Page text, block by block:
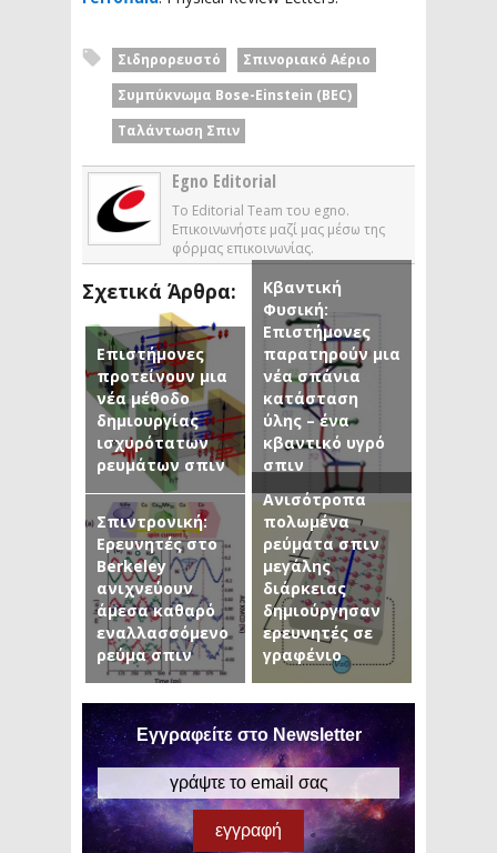
Σιδηρορευστό
Σπινοριακό Αέριο
Συμπύκνωμα Bose-Einstein (BEC)
Ταλάντωση Σπιν
Egno Editorial
Το Editorial Team του egno.
Επικοινωνήστε μαζί μας μέσω της
φόρμας επικοινωνίας.
Σχετικά Άρθρα:
Επιστήμονες
προτείνουν μια
νέα μέθοδο
δημιουργίας
ισχυρότατων
ρευμάτων σπιν
Κβαντική
Φυσική:
Επιστήμονες
παρατηρούν μια
νέα σπάνια
κατάσταση
ύλης – ένα
κβαντικό υγρό
σπιν
Σπιντρονική:
Ερευνητές στο
Berkeley
ανιχνεύουν
άμεσα καθαρό
εναλλασσόμενο
ρεύμα σπιν
Ανισότροπα
πολωμένα
ρεύματα σπιν
μεγάλης
διάρκειας
δημιούργησαν
ερευνητές σε
γραφένιο
Εγγραφείτε στο Newsletter